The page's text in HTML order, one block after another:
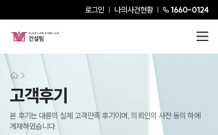
로그인 나의사건현황 1660-0124
고객후기
본 후기는 대륜의 실제 고객만족 후기이며, 의뢰인의 사전 동의 하에
게재하였습니다.